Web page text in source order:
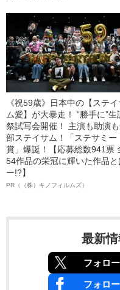
《祝59歳》日本中の【ステ
ム愛】が大暴走！ “勝手に”生
祭試写会開催！ 主演も助演
部ステイサム！「ステサミー
賞」爆誕！【応募総数941票
54作品の栄冠に輝いた作品と
ー!?】
PR（（株）キノフィルムズ）
最新情
フォロー
フォロー